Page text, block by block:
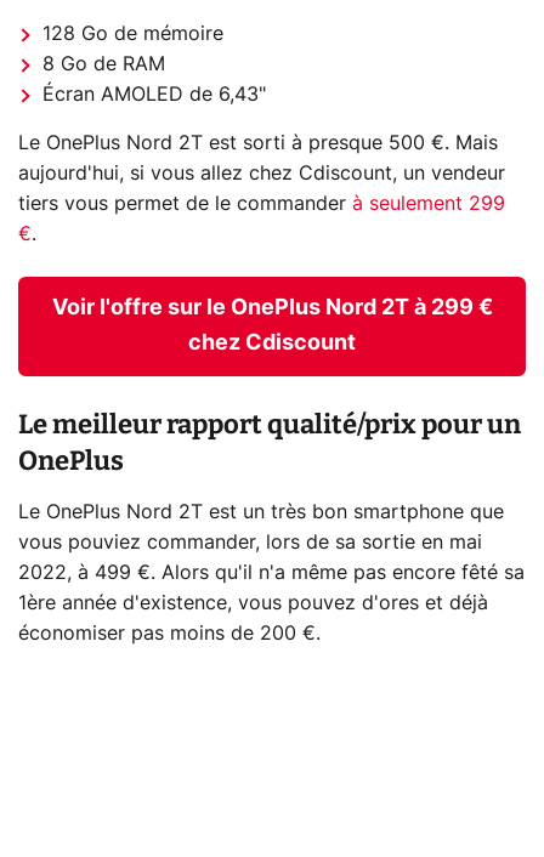
128 Go de mémoire
8 Go de RAM
Écran AMOLED de 6,43"
Le OnePlus Nord 2T est sorti à presque 500 €. Mais
aujourd'hui, si vous allez chez Cdiscount, un vendeur
tiers vous permet de le commander à seulement 299
€.
Voir l'offre sur le OnePlus Nord 2T à 299 €
chez Cdiscount
Le meilleur rapport qualité/prix pour un
OnePlus
Le OnePlus Nord 2T est un très bon smartphone que
vous pouviez commander, lors de sa sortie en mai
2022, à 499 €. Alors qu'il n'a même pas encore fêté sa
1ère année d'existence, vous pouvez d'ores et déjà
économiser pas moins de 200 €.